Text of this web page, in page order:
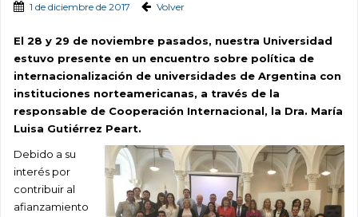
1 de diciembre de 2017 Volver
El 28 y 29 de noviembre pasados, nuestra Universidad
estuvo presente en un encuentro sobre política de
internacionalización de universidades de Argentina con
instituciones norteamericanas, a través de la
responsable de Cooperación Internacional, la Dra. María
Luisa Gutiérrez Peart.
Debido a su
interés por
contribuir al
afianzamiento